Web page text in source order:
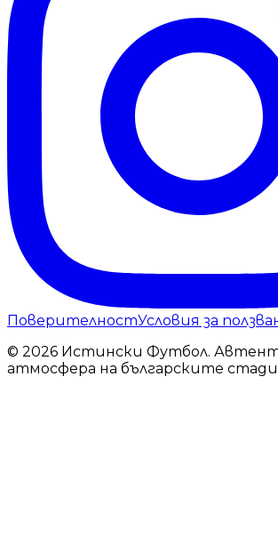
ПоверителностУсловия за
© 2026 Истински Футбол.
атмосфера на българските